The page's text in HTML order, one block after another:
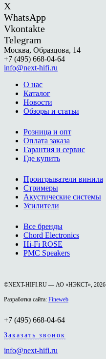
X
WhatsApp
Vkontakte
Telegram
Москва, Образцова, 14
+7 (495) 668-04-64
info@next-hifi.ru
О нас
Каталог
Новости
Обзоры и статьи
Розница и опт
Оплата заказа
Гарантия и сервис
Где купить
Проигрыватели винила
Стримеры
Акустические системы
Усилители
Все бренды
Chord Electronics
Hi-Fi ROSE
PMC Speakers
©NEXT-HIFI.RU — АО «НЭКСТ», 2026
Разработка сайта: Fineweb
+7 (495) 668-04-64
Заказать звонок
info@next-hifi.ru